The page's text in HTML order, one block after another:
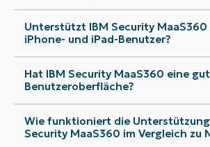
Unterstützt IBM Security
iPhone- und iPad-Benutzer?
Hat IBM Security MaaS360 eine
Benutzeroberfläche?
Wie funktioniert die Unterstützung
Security MaaS360 im Vergleich zu